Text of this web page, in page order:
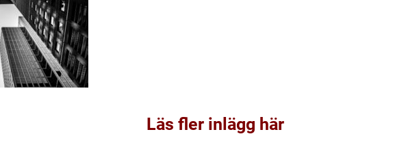
Läs fler inlägg här